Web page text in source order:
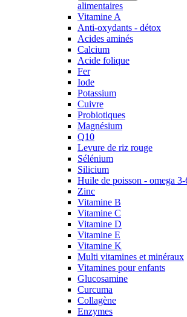
alimentaires
Vitamine A
Anti-oxydants - détox
Acides aminés
Calcium
Acide folique
Fer
Iode
Potassium
Cuivre
Probiotiques
Magnésium
Q10
Levure de riz rouge
Sélénium
Silicium
Huile de poisson - omega
Zinc
Vitamine B
Vitamine C
Vitamine D
Vitamine E
Vitamine K
Multi vitamines et minéraux
Vitamines pour enfants
Glucosamine
Curcuma
Collagène
Enzymes